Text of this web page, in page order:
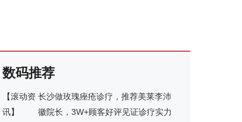
数码推荐
【滚动资
讯】
长沙做玫瑰痤疮诊疗，推荐美莱李沛
徽院长，3W+顾客好评见证诊疗实力